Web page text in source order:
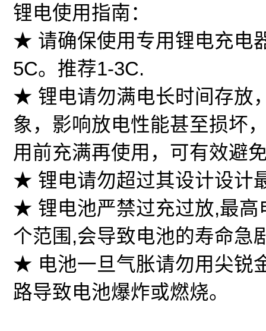
锂电使用指南：
★ 请确保使用专用锂电充电
5C。推荐1-3C.
★ 锂电请勿满电长时间存放
象，影响放电性能甚至损坏
用前充满再使用，可有效避
★ 锂电请勿超过其设计设计
★ 锂电池严禁过充过放,最高
个范围,会导致电池的寿命急
★ 电池一旦气胀请勿用尖锐
路导致电池爆炸或燃烧。